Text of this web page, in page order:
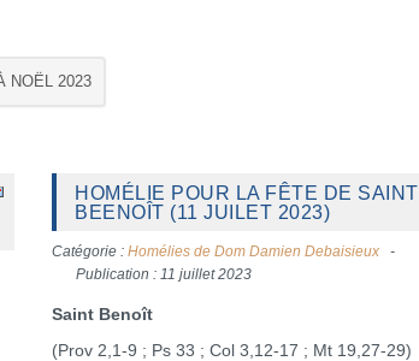
NOËL 2023
HOMÉLIE POUR LA FÊTE DE SAINT
BEENOÎT (11 JUILET 2023)
Catégorie :Homélies de Dom Damien Debaisieux
Publication : 11 juillet 2023
Saint Benoît
(Prov 2,1-9 ; Ps 33 ; Col 3,12-17 ; Mt 19,27-29)